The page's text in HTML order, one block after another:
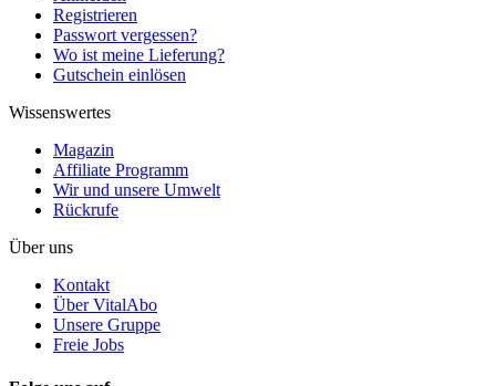
Registrieren
Passwort vergessen?
Wo ist meine Lieferung?
Gutschein einlösen
Wissenswertes
Magazin
Affiliate Programm
Wir und unsere Umwelt
Rückrufe
Über uns
Kontakt
Über VitalAbo
Unsere Gruppe
Freie Jobs